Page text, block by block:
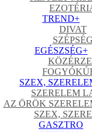
TREND+
DIVAT
SZÉPSÉG
EGÉSZSÉG+
SZEX,
SZERELEM
AZ ÖRÖK
SZEX,
GASZTRO